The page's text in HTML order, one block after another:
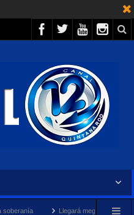
Llegará megabuque sargacero de la Marina